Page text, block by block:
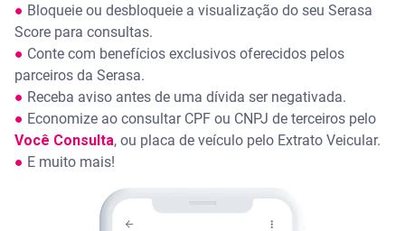
● Bloqueie ou desbloqueie a visualização do seu Serasa
Score para consultas.
● Conte com benefícios exclusivos oferecidos pelos
parceiros da Serasa.
● Receba aviso antes de uma dívida ser negativada.
● Economize ao consultar CPF ou CNPJ de terceiros pelo
Você Consulta, ou placa de veículo pelo Extrato Veicular.
● E muito mais!